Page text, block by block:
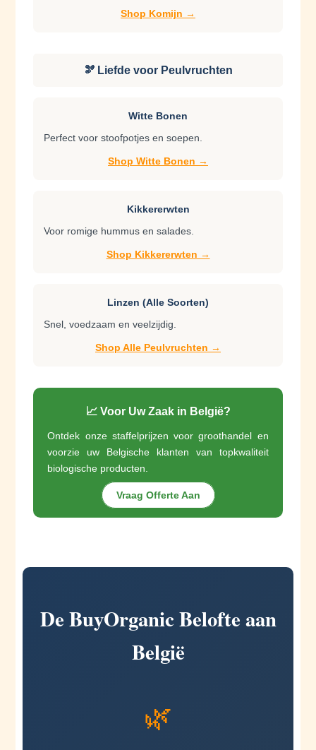
Shop Komijn →
🫘 Liefde voor Peulvruchten
Witte Bonen
Perfect voor stoofpotjes en soepen.
Shop Witte Bonen →
Kikkererwten
Voor romige hummus en salades.
Shop Kikkererwten →
Linzen (Alle Soorten)
Snel, voedzaam en veelzijdig.
Shop Alle Peulvruchten →
📈 Voor Uw Zaak in België?
Ontdek onze staffelprijzen voor groothandel en
voorzie uw Belgische klanten van topkwaliteit
biologische producten.
Vraag Offerte Aan
De BuyOrganic Belofte aan
België
🌿